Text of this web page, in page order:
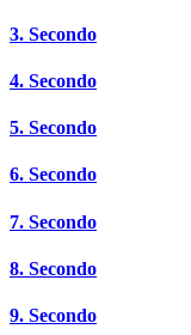
3. Secondo
4. Secondo
5. Secondo
6. Secondo
7. Secondo
8. Secondo
9. Secondo